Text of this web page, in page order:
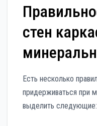
стен
Есть несколько
придерживаться при
выделить следующие: